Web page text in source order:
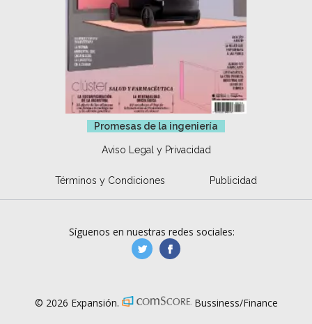
Promesas de la ingeniería
Aviso Legal y Privacidad
Términos y Condiciones Publicidad
Síguenos en nuestras redes sociales:
manufacturaGE
© 2026 Expansión. Bussiness/Finance